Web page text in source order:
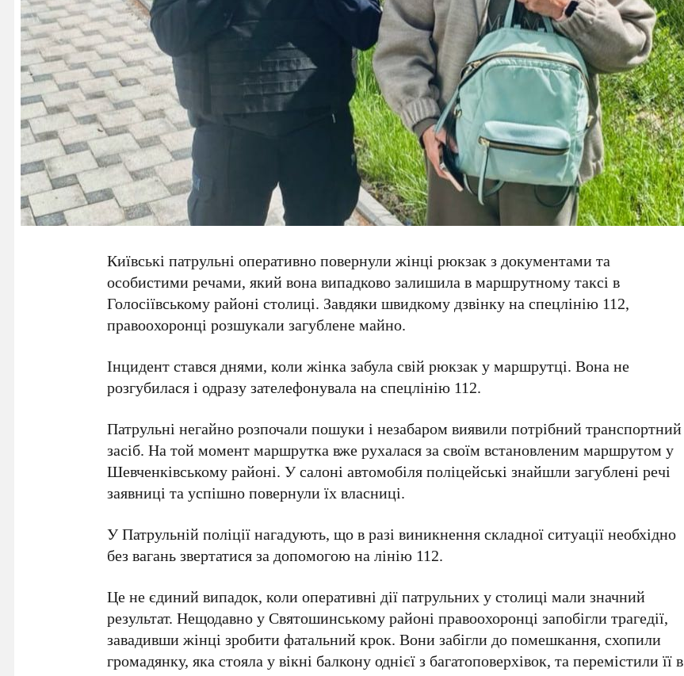
Київські патрульні оперативно повернули жінці рюкзак з документами та
особистими речами, який вона випадково залишила в маршрутному таксі в
Голосіївському районі столиці. Завдяки швидкому дзвінку на спецлінію 112,
правоохоронці розшукали загублене майно.
Інцидент стався днями, коли жінка забула свій рюкзак у маршрутці. Вона не
розгубилася і одразу зателефонувала на спецлінію 112.
Патрульні негайно розпочали пошуки і незабаром виявили потрібний транспортний
засіб. На той момент маршрутка вже рухалася за своїм встановленим маршрутом у
Шевченківському районі. У салоні автомобіля поліцейські знайшли загублені речі
заявниці та успішно повернули їх власниці.
У Патрульній поліції нагадують, що в разі виникнення складної ситуації необхідно
без вагань звертатися за допомогою на лінію 112.
Це не єдиний випадок, коли оперативні дії патрульних у столиці мали значний
результат. Нещодавно уСвятошинському районі правоохоронці запобігли трагедії,
завадивши жінці зробити фатальний крок. Вони забігли до помешкання, схопили
громадянку, яка стояла у вікні балкону однієї з багатоповерхівок, та перемістили її в